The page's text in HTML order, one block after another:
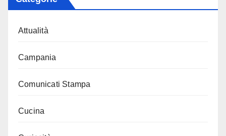
Attualità
Campania
Comunicati Stampa
Cucina